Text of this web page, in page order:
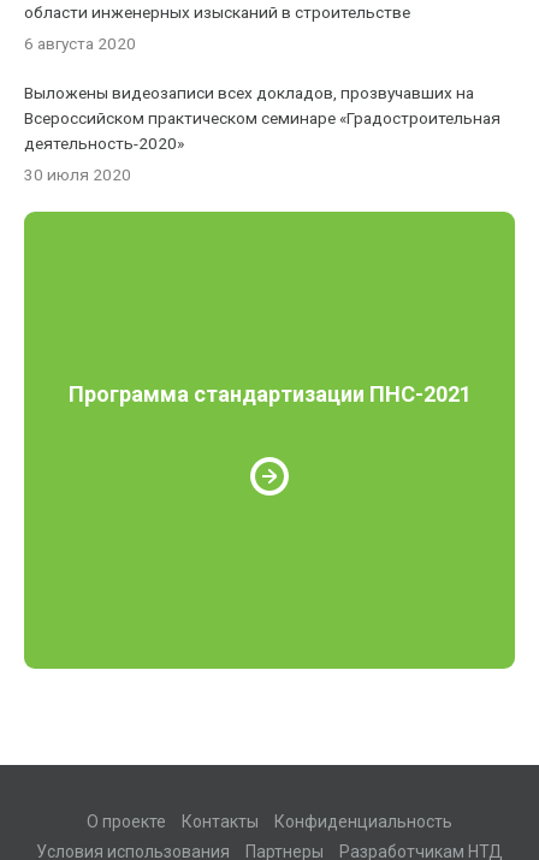
области инженерных изысканий в строительстве
6 августа 2020
Выложены видеозаписи всех докладов, прозвучавших на
Всероссийском практическом семинаре «Градостроительная
деятельность-2020»
30 июля 2020
Программа стандартизации ПНС-2021
О проекте Контакты
Конфиденциальность
Условия использования
Партнеры Разработчикам НТД